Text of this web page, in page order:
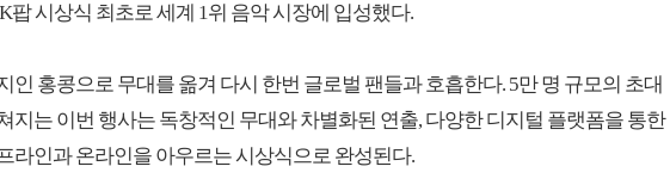
팝 시상식 최초로 세계 1위 음악 시장에 입성했다.
인 홍콩으로 무대를 옮겨 다시 한번 글로벌 팬들과 호흡한다. 5만 명 규모의 초대
지는 이번 행사는 독창적인 무대와 차별화된 연출, 다양한 디지털 플랫폼을 통한
라인과 온라인을 아우르는 시상식으로 완성된다.